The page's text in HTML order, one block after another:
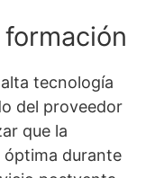
tecnología
del proveedor
que la
óptima durante